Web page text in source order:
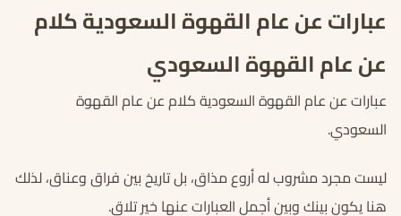
عبارات عن عام القهوة السعودية كلام
عن عام القهوة السعودي
عبارات عن عام القهوة السعودية كلام عن عام القهوة
السعودي.
ليست مجرد مشروب له أروع مذاق، بل تاريخ بين فراق وعناق، لذلك
هنا يكون بينك وبين أجمل العبارات عنها خير تلاق.